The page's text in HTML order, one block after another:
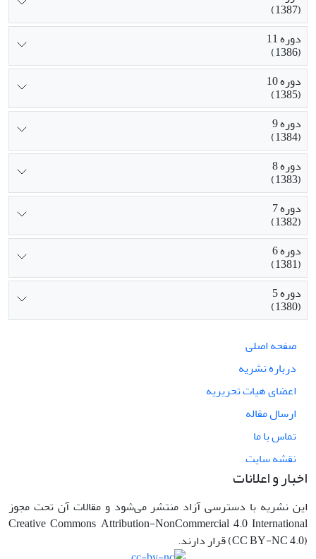
(1387)
دوره 11
(1386)
دوره 10
(1385)
دوره 9
(1384)
دوره 8
(1383)
دوره 7
(1382)
دوره 6
(1381)
دوره 5
(1380)
صفحه اصلی
درباره نشریه
اعضای هیات تحریریه
ارسال مقاله
تماس با ما
نقشه سایت
اخبار و اعلانات
این نشریه با دسترسی آزاد منتشر می‌شود و مقالات آن تحت مجوز
Creative Commons Attribution-NonCommercial 4.0 International
(CC BY-NC 4.0) قرار دارند.